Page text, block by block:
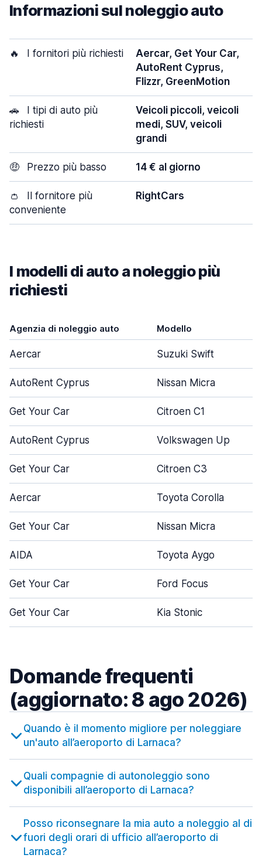
Informazioni sul noleggio auto
🔥 I fornitori più richiesti
Aercar, Get Your Car,
AutoRent Cyprus,
Flizzr, GreenMotion
🚗
I tipi di auto più
richiesti
Veicoli piccoli, veicoli
medi, SUV, veicoli
grandi
🤑 Prezzo più basso 14 € al giorno
👛
Il fornitore più
conveniente
RightCars
I modelli di auto a noleggio più
richiesti
Agenzia di noleggio auto Modello
Aercar Suzuki Swift
AutoRent Cyprus Nissan Micra
Get Your Car Citroen C1
AutoRent Cyprus Volkswagen Up
Get Your Car Citroen C3
Aercar Toyota Corolla
Get Your Car Nissan Micra
AIDA Toyota Aygo
Get Your Car Ford Focus
Get Your Car Kia Stonic
Domande frequenti
(aggiornato: 8 ago 2026)
Quando è il momento migliore per noleggiare
un'auto all’aeroporto di Larnaca?
Quali compagnie di autonoleggio sono
disponibili all’aeroporto di Larnaca?
Posso riconsegnare la mia auto a noleggio al di
fuori degli orari di ufficio all’aeroporto di
Larnaca?